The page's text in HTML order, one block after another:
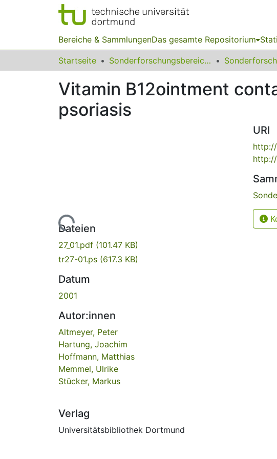
Bereiche & SammlungenDas gesamte Repositorium
Startseite Sonderforschungsbereiche
Vitamin B12ointment
psoriasis
Lade...
Dateien
27_01.pdf (101.47 KB)
tr27-01.ps (617.3 KB)
Datum
2001
Autor:innen
Altmeyer, Peter
Hartung, Joachim
Hoffmann, Matthias
Memmel, Ulrike
Stücker, Markus
Verlag
Universitätsbibliothek Dortmund
URI